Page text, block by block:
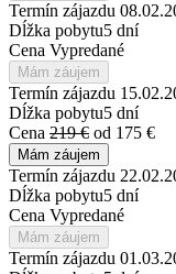
Termín zájazdu
Dĺžka pobytu5 dní
Cena Vypredané
Mám záujem
Termín zájazdu
Dĺžka pobytu5 dní
Cena 219 € od 175 €
Mám záujem
Termín zájazdu
Dĺžka pobytu5 dní
Cena Vypredané
Mám záujem
Termín zájazdu